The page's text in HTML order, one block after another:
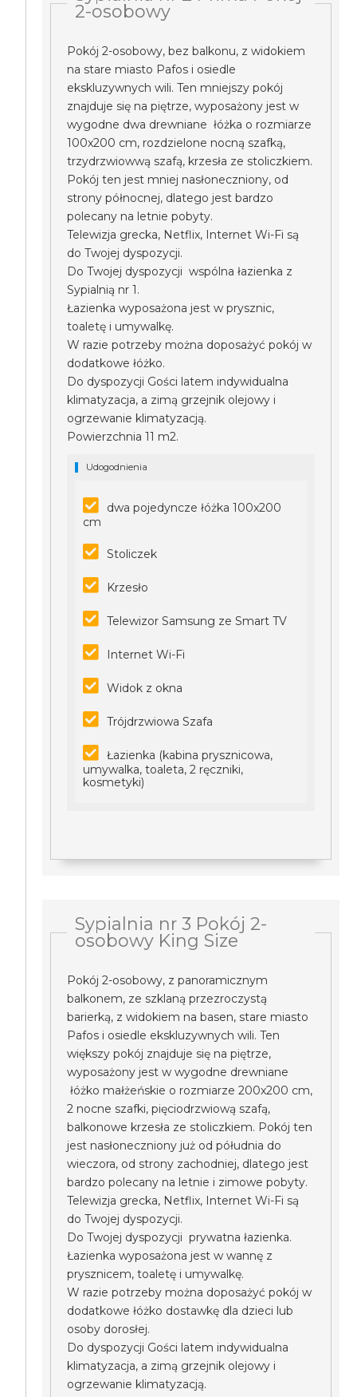
2-osobowy
Pokój 2-osobowy, bez balkonu, z widokiem
na stare miasto Pafos i osiedle
ekskluzywnych wili. Ten mniejszy pokój
znajduje się na piętrze, wyposażony jest w
wygodne dwa drewniane łóżka o rozmiarze
100x200 cm, rozdzielone nocną szafką,
trzydrzwiowwą szafą, krzesła ze stoliczkiem.
Pokój ten jest mniej nasłoneczniony, od
strony północnej, dlatego jest bardzo
polecany na letnie pobyty.
Telewizja grecka, Netflix, Internet Wi-Fi są
do Twojej dyspozycji.
Do Twojej dyspozycji wspólna łazienka z
Sypialnią nr 1.
Łazienka wyposażona jest w prysznic,
toaletę i umywalkę.
W razie potrzeby można doposażyć pokój w
dodatkowe łóżko.
Do dyspozycji Gości latem indywidualna
klimatyzacja, a zimą grzejnik olejowy i
ogrzewanie klimatyzacją.
Powierzchnia 11 m2.
Udogodnienia
dwa pojedyncze łóżka 100x200
cm
Stoliczek
Krzesło
Telewizor Samsung ze Smart TV
Internet Wi-Fi
Widok z okna
Trójdrzwiowa Szafa
Łazienka (kabina prysznicowa,
umywalka, toaleta, 2 ręczniki,
kosmetyki)
Sypialnia nr 3 Pokój 2-
osobowy King Size
Pokój 2-osobowy, z panoramicznym
balkonem, ze szklaną przezroczystą
barierką, z widokiem na basen, stare miasto
Pafos i osiedle ekskluzywnych wili. Ten
większy pokój znajduje się na piętrze,
wyposażony jest w wygodne drewniane
łóżko małżeńskie o rozmiarze 200x200 cm,
2 nocne szafki, pięciodrzwiową szafą,
balkonowe krzesła ze stoliczkiem. Pokój ten
jest nasłoneczniony już od półudnia do
wieczora, od strony zachodniej, dlatego jest
bardzo polecany na letnie i zimowe pobyty.
Telewizja grecka, Netflix, Internet Wi-Fi są
do Twojej dyspozycji.
Do Twojej dyspozycji prywatna łazienka.
Łazienka wyposażona jest w wannę z
prysznicem, toaletę i umywalkę.
W razie potrzeby można doposażyć pokój w
dodatkowe łóżko dostawkę dla dzieci lub
osoby dorosłej.
Do dyspozycji Gości latem indywidualna
klimatyzacja, a zimą grzejnik olejowy i
ogrzewanie klimatyzacją.